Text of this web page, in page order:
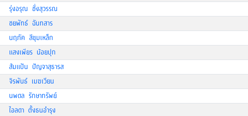
รุ่งอรุณ ชั่งสุวรรณ
ชยพัทธ์ ฉันทสาร
นฤภัค สีขุมเหล็ก
แสงเพียร น้อยปุก
ส้มแป้น ปัญจาสุธารส
จิรพันธ์ เมฆเวียน
นพดล รักษาทรัพย์
ไอลดา ตั้งธนอำรุง